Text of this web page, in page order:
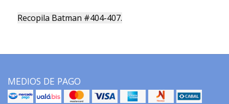
Recopila Batman #404-407.
MEDIOS DE PAGO